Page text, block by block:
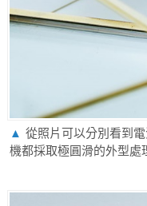
▲ 從照片可以分別看到
機都採取極圓滑的外型處